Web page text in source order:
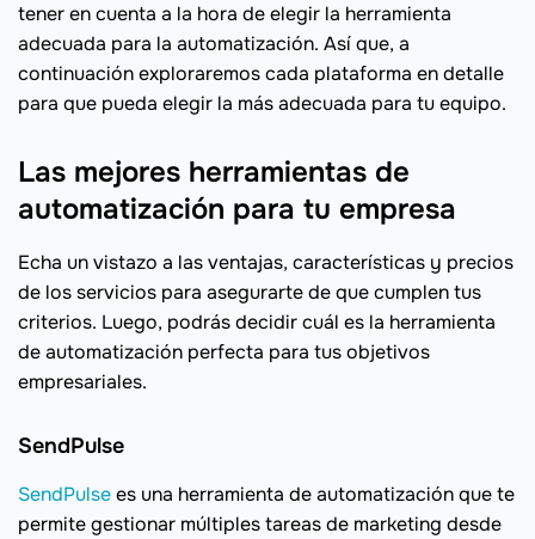
tener en cuenta a la hora de elegir la herramienta
adecuada para la automatización. Así que, a
continuación exploraremos cada plataforma en detalle
para que pueda elegir la más adecuada para tu equipo.
Las mejores herramientas de
automatización para tu empresa
Echa un vistazo a las ventajas, características y precios
de los servicios para asegurarte de que cumplen tus
criterios. Luego, podrás decidir cuál es la herramienta
de automatización perfecta para tus objetivos
empresariales.
SendPulse
SendPulsees una herramienta de automatización que te
permite gestionar múltiples tareas de marketing desde